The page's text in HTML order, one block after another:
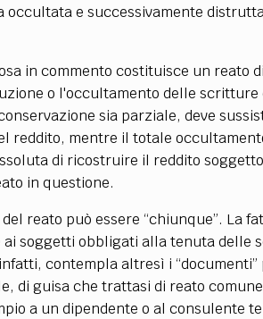
occultata e successivamente
in commento costituisce un reato
o l'occultamento delle scritture
sia parziale, deve
reddito, mentre il totale
di ricostruire il reddito
in questione.
reato può essere “chiunque”. La
ai soggetti obbligati alla tenuta delle
contempla altresì i
di guisa che trattasi di reato
a un dipendente o al consulente